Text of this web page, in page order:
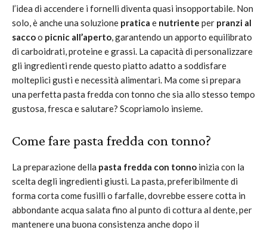
l’idea di accendere i fornelli diventa quasi insopportabile. Non
solo, è anche una soluzione pratica e nutriente per pranzi al
saccoo picnic all’aperto, garantendo un apporto equilibrato
di carboidrati, proteine e grassi. La capacità di personalizzare
gli ingredienti rende questo piatto adatto a soddisfare
molteplici gusti e necessità alimentari. Ma come si prepara
una perfetta pasta fredda con tonno che sia allo stesso tempo
gustosa, fresca e salutare? Scopriamolo insieme.
Come fare pasta fredda con tonno?
La preparazione della pasta fredda con tonno inizia con la
scelta degli ingredienti giusti. La pasta, preferibilmente di
forma corta come fusilli o farfalle, dovrebbe essere cotta in
abbondante acqua salata fino al punto di cottura al dente, per
mantenere una buona consistenza anche dopo il